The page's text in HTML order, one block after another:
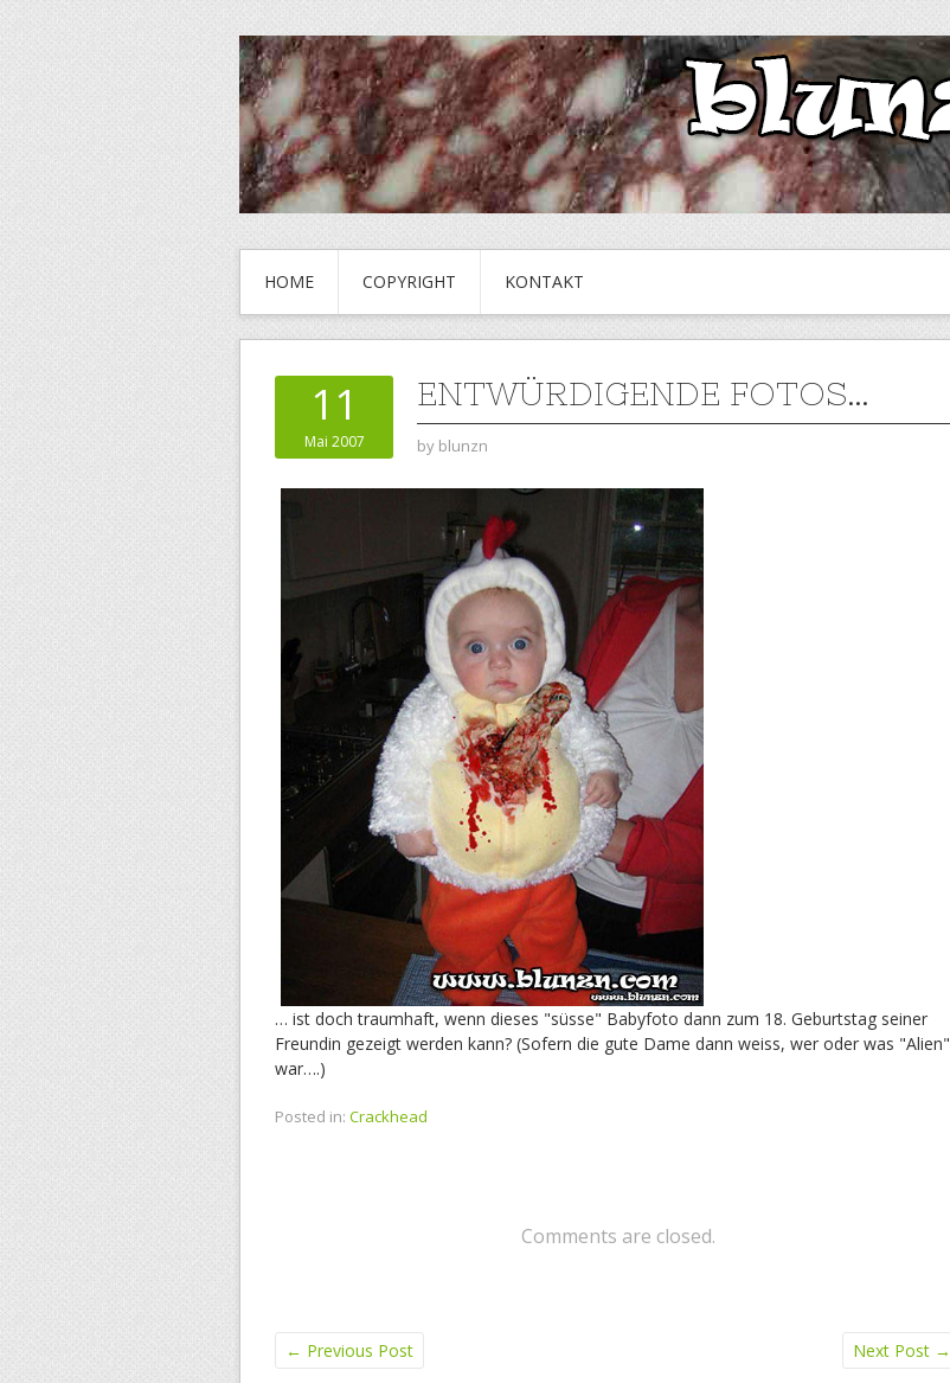
HOME COPYRIGHT KONTAKT
11
Mai 2007
ENTWÜRDIGENDE FOTOS…
by blunzn
… ist doch traumhaft, wenn dieses "süsse" Babyfoto dann zum 18. Geburtstag seiner
Freundin gezeigt werden kann? (Sofern die gute Dame dann weiss, wer oder was "Alien"
war….)
Posted in: Crackhead
Comments are closed.
← Previous Post Next Post →